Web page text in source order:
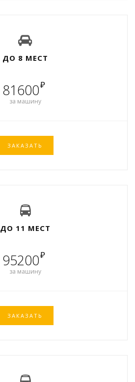
ДО 8 МЕСТ
81600₽
за машину
ЗАКАЗАТЬ
ДО 11 МЕСТ
95200₽
за машину
ЗАКАЗАТЬ